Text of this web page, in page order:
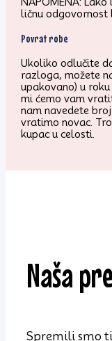
ličnu odgovornost
Povrat robe
Ukoliko odlučite
razloga, možete
upakovano) u
mi ćemo vam
nam navedete
vratimo novac.
kupac u celosti.
Naša
Spremili smo